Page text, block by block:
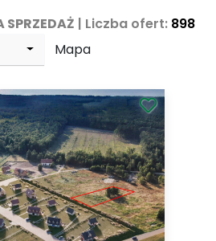
SPRZEDAŻ | Liczba ofert: 898
Mapa